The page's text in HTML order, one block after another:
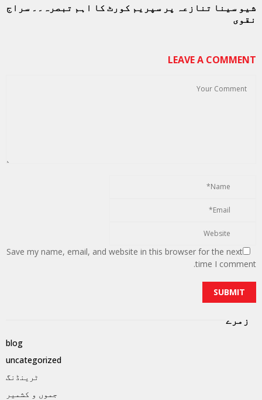
شیو سینا تنازعہ پر سپریم کورٹ کا اہم تبصرہ۔۔ سراج
نقوی
LEAVE A COMMENT
Save my name, email, and website in this browser for the next
time I comment.
زمرے
blog
uncategorized
ٹرینڈنگ
جموں و کشمیر